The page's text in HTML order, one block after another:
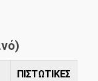
ΠΙΣΤΩΤΙΚΕΣ